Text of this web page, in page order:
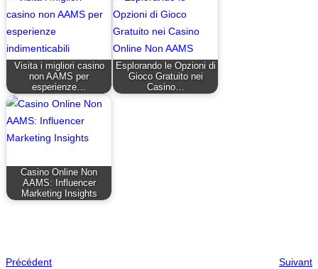
Visita i migliori casino
non AAMS per
esperienze…
Esplorando le Opzioni di
Gioco Gratuito nei
Casino…
Casino Online Non
AAMS: Influencer
Marketing Insights
Précédent Suivant